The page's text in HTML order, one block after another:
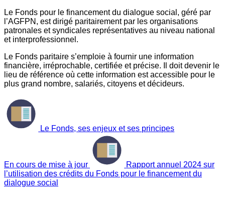
Le Fonds pour le financement du dialogue social, géré par
l’AGFPN, est dirigé paritairement par les organisations
patronales et syndicales représentatives au niveau national
et interprofessionnel.
Le Fonds paritaire s’emploie à fournir une information
financière, irréprochable, certifiée et précise. Il doit devenir le
lieu de référence où cette information est accessible pour le
plus grand nombre, salariés, citoyens et décideurs.
Le Fonds, ses enjeux et ses principes
En cours de mise à jour
Rapport annuel 2024 sur
l’utilisation des crédits du Fonds pour le financement du
dialogue social